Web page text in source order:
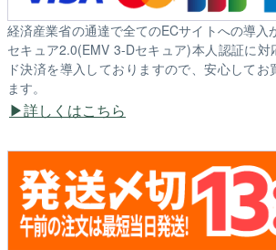
経済産業省の通達で全てのECサイトへの導入
セキュア2.0(EMV 3-Dセキュア)本人認証に対
ド決済を導入しておりますので、安心して
ます。
詳しくはこちら